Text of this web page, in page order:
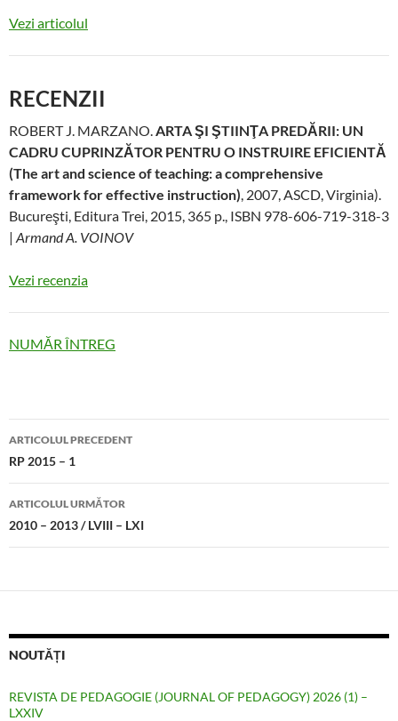
Vezi articolul
RECENZII
ROBERT J. MARZANO. ARTA ŞI ŞTIINŢA PREDĂRII: UN
CADRU CUPRINZĂTOR PENTRU O INSTRUIRE EFICIENTĂ
(The art and science of teaching: a comprehensive
framework for effective instruction) , 2007, ASCD, Virginia).
Bucureşti, Editura Trei, 2015, 365 p., ISBN 978-606-719-318-3
| Armand A. VOINOV
Vezi recenzia
NUMĂR ÎNTREG
Navigare
în
articole
ARTICOLUL PRECEDENT
RP 2015 – 1
ARTICOLUL URMĂTOR
2010 – 2013 / LVIII – LXI
NOUTĂȚI
REVISTA DE PEDAGOGIE (JOURNAL OF PEDAGOGY) 2026 (1) –
LXXIV